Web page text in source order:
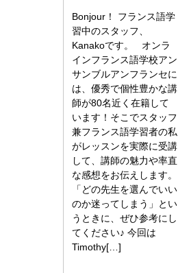
Bonjour！ フランス語学
習中のスタッフ、
Kanakoです。 オンラ
インフランス語学校アン
サンブルアンフランセに
は、優秀で個性豊かな講
師が80名近く在籍して
います！そこでスタッフ
兼フランス語学習者の私
がレッスンを実際に受講
して、講師の魅力や率直
な感想をお伝えします。
「どの先生を選んでいい
のか迷ってしまう」とい
うときに、ぜひ参考にし
てください♪ 今回は
Timothy[…]